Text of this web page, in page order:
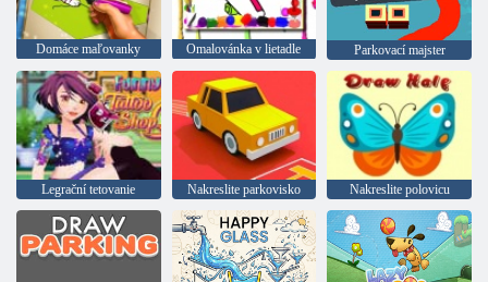
Domáce maľovanky Omalovánka v lietadle Parkovací majster
Legrační tetovanie Nakreslite parkovisko Nakreslite polovicu